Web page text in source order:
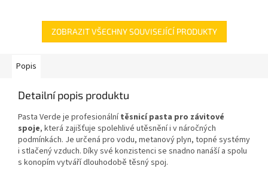
ZOBRAZIT VŠECHNY SOUVISEJÍCÍ PRODUKTY
Popis
Detailní popis produktu
Pasta Verde je profesionálnítěsnicí pasta pro závitové
spoje, která zajišťuje spolehlivé utěsnění i v náročných
podmínkách. Je určená pro vodu, metanový plyn, topné systémy
i stlačený vzduch. Díky své konzistenci se snadno nanáší a spolu
s konopím vytváří dlouhodobě těsný spoj.